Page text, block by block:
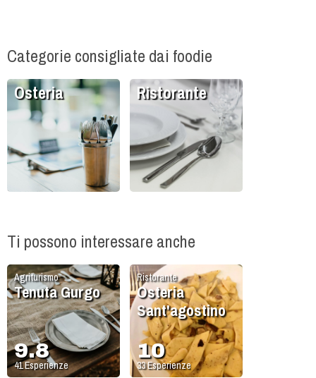
Categorie consigliate dai foodie
Osteria Ristorante
Ti possono interessare anche
Agriturismo
Tenuta Gurgo
9.8
41Esperienze
Ristorante
Osteria
Sant'agostino
10
33Esperienze